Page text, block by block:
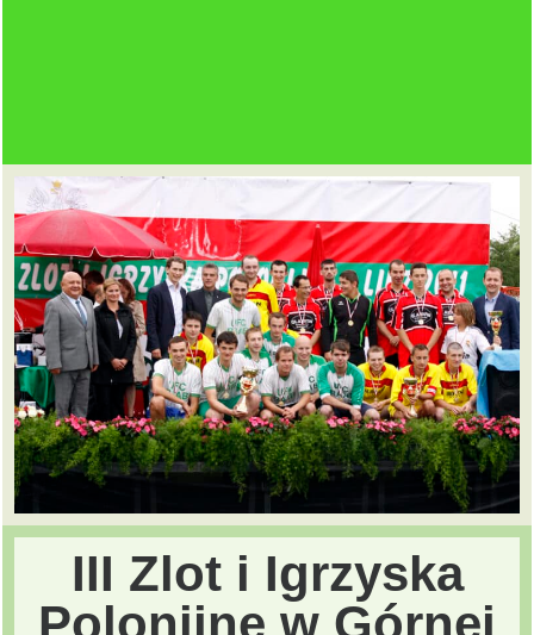
III Zlot i Igrzyska
Polonijne w Górnej